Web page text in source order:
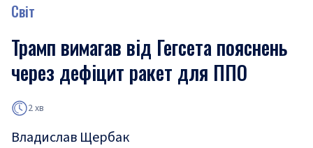
Світ
Трамп вимагав від Гегсета пояснень
через дефіцит ракет для ППО
2 хв
Владислав Щербак